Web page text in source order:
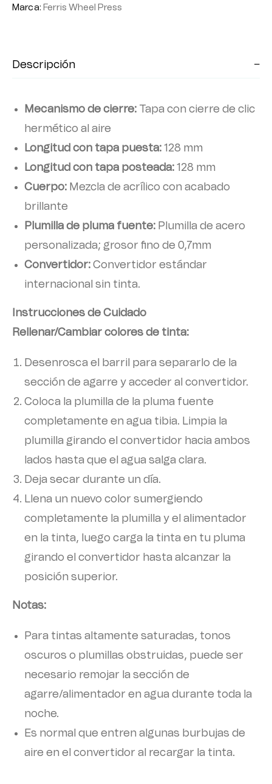
Marca: Ferris Wheel Press
Descripción
Mecanismo de cierre: Tapa con cierre de clic
hermético al aire
Longitud con tapa puesta: 128 mm
Longitud con tapa posteada: 128 mm
Cuerpo: Mezcla de acrílico con acabado
brillante
Plumilla de pluma fuente: Plumilla de acero
personalizada; grosor fino de 0,7mm
Convertidor: Convertidor estándar
internacional sin tinta.
Instrucciones de Cuidado
Rellenar/Cambiar colores de tinta:
Desenrosca el barril para separarlo de la
sección de agarre y acceder al convertidor.
Coloca la plumilla de la pluma fuente
completamente en agua tibia. Limpia la
plumilla girando el convertidor hacia ambos
lados hasta que el agua salga clara.
Deja secar durante un día.
Llena un nuevo color sumergiendo
completamente la plumilla y el alimentador
en la tinta, luego carga la tinta en tu pluma
girando el convertidor hasta alcanzar la
posición superior.
Notas:
Para tintas altamente saturadas, tonos
oscuros o plumillas obstruidas, puede ser
necesario remojar la sección de
agarre/alimentador en agua durante toda la
noche.
Es normal que entren algunas burbujas de
aire en el convertidor al recargar la tinta.